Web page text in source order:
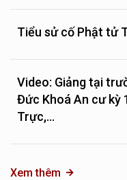
Tiểu sử cố Phật tử
Video: Giảng tại
Đức Khoá An cư kỳ
Trực,...
Xem thêm